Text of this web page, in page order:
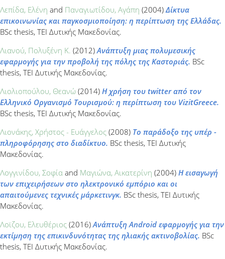
Λεπίδα, Ελένη and Παναγιωτίδου, Αγάπη (2004) Δίκτυα
επικοινωνίας και παγκοσμιοποίηση: η περίπτωση της Ελλάδας.
BSc thesis, ΤΕΙ Δυτικής Μακεδονίας.
Λιανού, Πολυξένη Κ. (2012)Ανάπτυξη μιας πολυμεσικής
εφαρμογής για την προβολή της πόλης της Καστοριάς. BSc
thesis, ΤΕΙ Δυτικής Μακεδονίας.
Λιολιοπούλου, Θεανώ (2014) Η χρήση του twitter από τον
Eλληνικό Oργανισμό Tουρισμού: η περίπτωση του VizitGreece.
BSc thesis, ΤΕΙ Δυτικής Μακεδονίας.
Λιονάκης, Χρήστος - Ευάγγελος (2008) Το παράδοξο της υπέρ -
πληροφόρησης στο διαδίκτυο. BSc thesis, ΤΕΙ Δυτικής
Μακεδονίας.
Λογγινίδου, Σοφία and Μαγιώνα, Αικατερίνη (2004) Η εισαγωγή
των επιχειρήσεων στο ηλεκτρονικό εμπόριο και οι
απαιτούμενες τεχνικές μάρκετινγκ. BSc thesis, ΤΕΙ Δυτικής
Μακεδονίας.
Λοϊζου, Ελευθέριος (2016)Ανάπτυξη Android εφαρμογής για την
εκτίμηση της επικινδυνότητας της ηλιακής ακτινοβολίας. BSc
thesis, ΤΕΙ Δυτικής Μακεδονίας.